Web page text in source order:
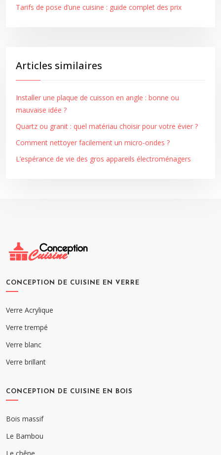
Tarifs de pose d’une cuisine : guide complet des prix
Articles similaires
Installer une plaque de cuisson en angle : bonne ou
mauvaise idée ?
Quartz ou granit : quel matériau choisir pour votre évier ?
Comment nettoyer facilement un micro-ondes ?
L’espérance de vie des gros appareils électroménagers
CONCEPTION DE CUISINE EN VERRE
Verre Acrylique
Verre trempé
Verre blanc
Verre brillant
CONCEPTION DE CUISINE EN BOIS
Bois massif
Le Bambou